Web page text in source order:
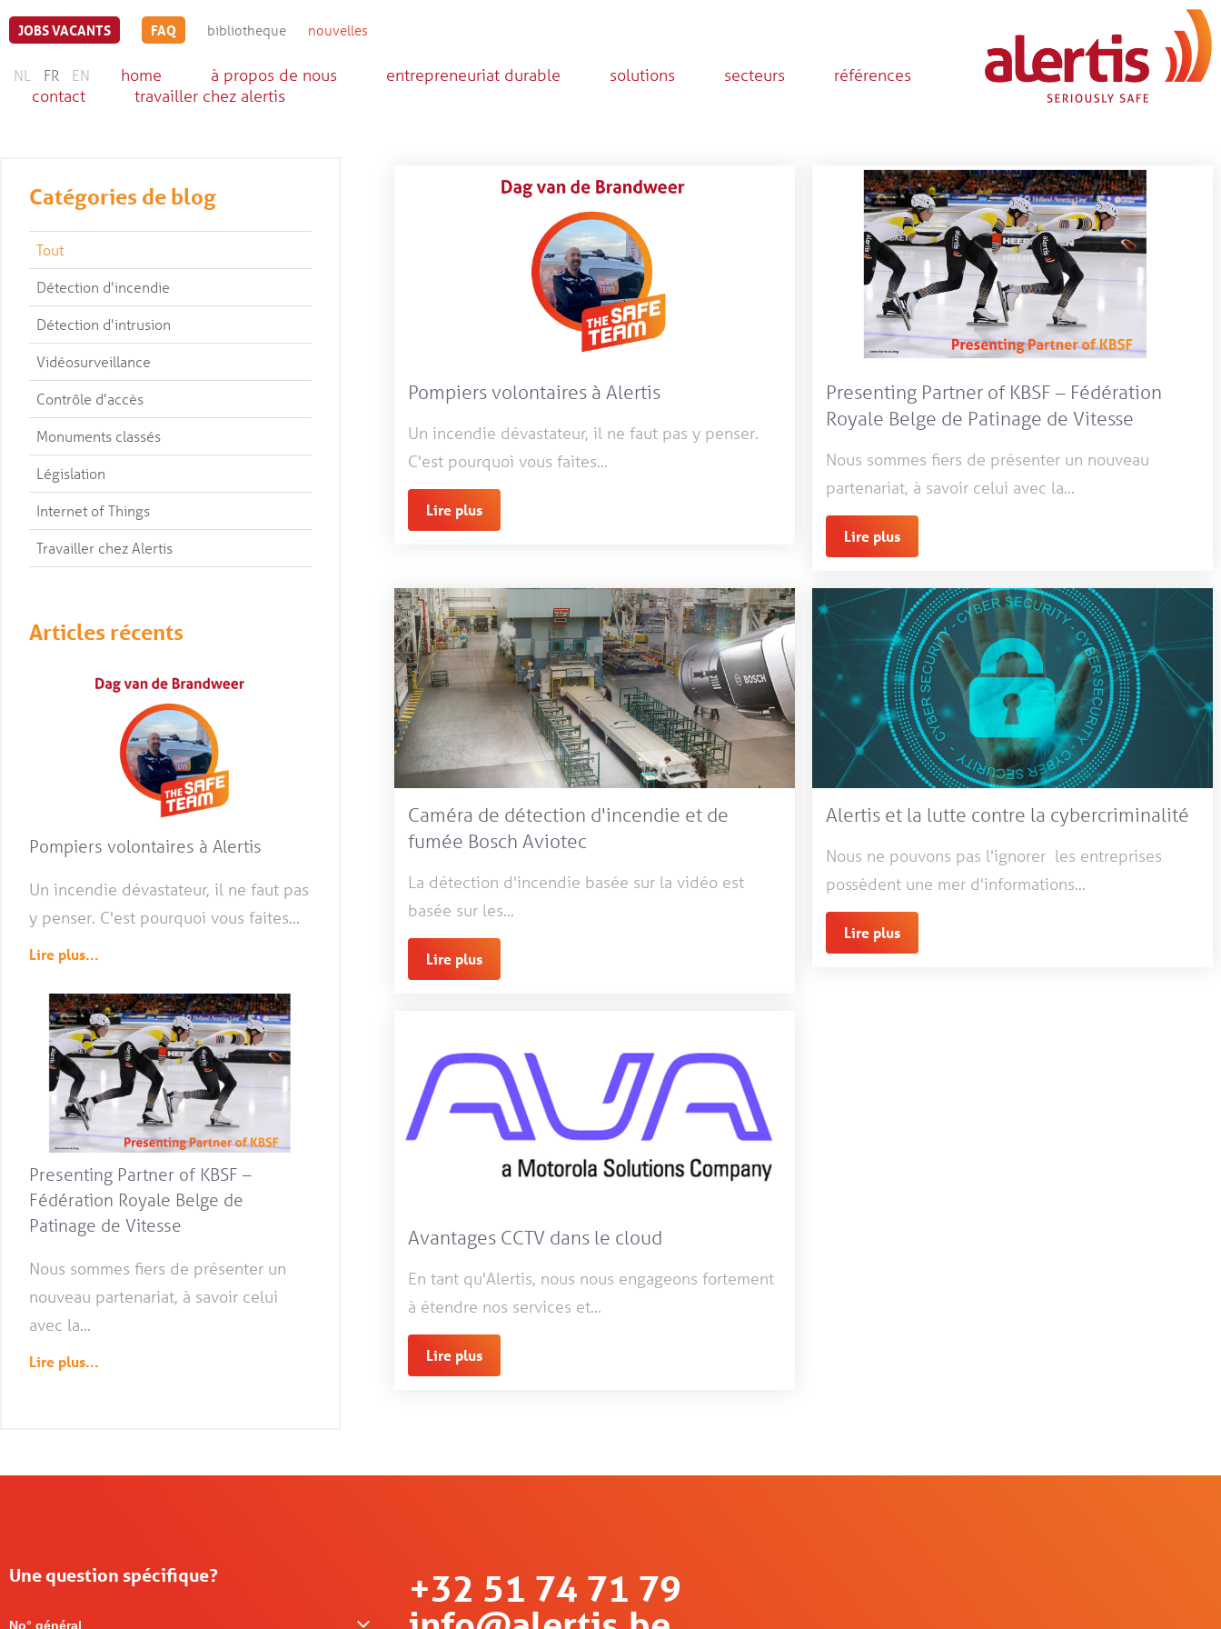
JOBS VACANTS FAQ bibliotheque nouvelles
NL FR EN home à propos de nous entrepreneuriat durable solutions secteurs
références
contact
travailler chez alertis
Catégories de blog
Tout
Détection d'incendie
Détection d'intrusion
Vidéosurveillance
Contrôle d'accès
Monuments classés
Législation
Internet of Things
Travailler chez Alertis
Articles récents
Pompiers volontaires à Alertis
Un incendie dévastateur, il ne faut pas
y penser. C'est pourquoi vous faites...
Lire plus...
Presenting Partner of KBSF –
Fédération Royale Belge de
Patinage de Vitesse
Nous sommes fiers de présenter un
nouveau partenariat, à savoir celui
avec la...
Lire plus...
Pompiers volontaires à Alertis
Un incendie dévastateur, il ne faut pas y penser.
C'est pourquoi vous faites...
Lire plus
Presenting Partner of KBSF – Fédération
Royale Belge de Patinage de Vitesse
Nous sommes fiers de présenter un nouveau
partenariat, à savoir celui avec la...
Lire plus
Caméra de détection d'incendie et de
fumée Bosch Aviotec
La détection d'incendie basée sur la vidéo est
basée sur les...
Lire plus
Alertis et la lutte contre la cybercriminalité
Nous ne pouvons pas l'ignorer les entreprises
possèdent une mer d'informations...
Lire plus
Avantages CCTV dans le cloud
En tant qu'Alertis, nous nous engageons fortement
à étendre nos services et...
Lire plus
Une question spécifique?
No° général
+32 51 74 71 79